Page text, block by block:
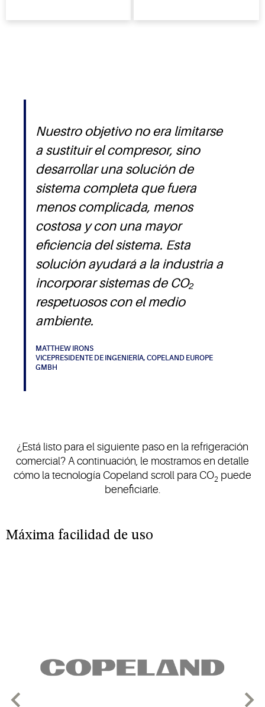
Nuestro objetivo no era limitarse
a sustituir el compresor, sino
desarrollar una solución de
sistema completa que fuera
menos complicada, menos
costosa y con una mayor
eficiencia del sistema. Esta
solución ayudará a la industria a
incorporar sistemas de CO₂
respetuosos con el medio
ambiente.
MATTHEW IRONS
VICEPRESIDENTE DE INGENIERÍA, COPELAND EUROPE
GMBH
¿Está listo para el siguiente paso en la refrigeración
comercial? A continuación, le mostramos en detalle
cómo la tecnología Copeland scroll para CO2 puede
beneficiarle.
Máxima facilidad de uso